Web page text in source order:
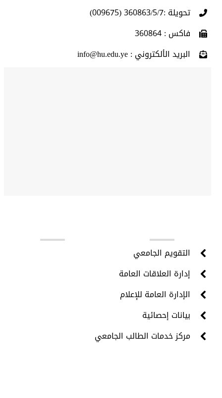
تحويلة :360863/5/7 (009675)
فاكس : 360864
البريد الألكتروني : info@hu.edu.ye
التقويم الجامعي
إدارة العلاقات العامة
الإدارة العامة للإعلام
بيانات إحصائية
مركز خدمات الطالب الجامعي